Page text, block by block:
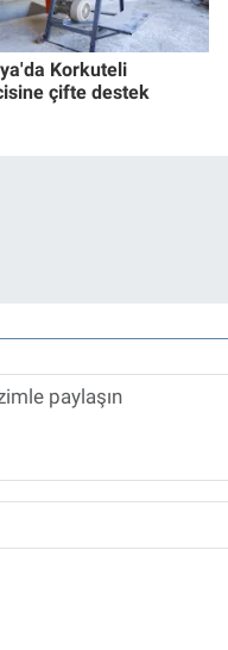
Korkuteli
çifte destek